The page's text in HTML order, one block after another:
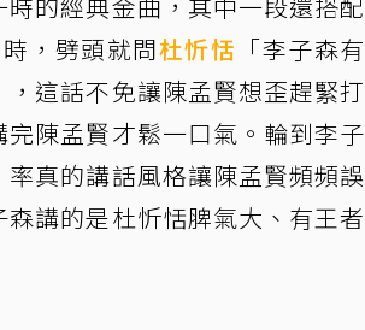
，劈頭就問杜忻恬 「李子森有
這話不免讓陳孟賢想歪趕緊打
陳孟賢才鬆一口氣。輪到李子
真的講話風格讓陳孟賢頻頻誤
講的是杜忻恬脾氣大、有王者